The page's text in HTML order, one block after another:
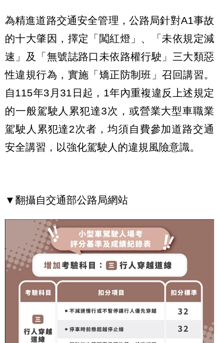
為精進道路交通安全管理，公路局針對A1事故
的十大肇因，擇定「闖紅燈」、「未依規定減
速」及「無號誌路口未依路權行駛」三大類惡
性違規行為，實施「矯正防制班」召回講習。
自115年3月31日起，1年內重複違反上述規定
的一般駕駛人累犯達3次，或營業大型車職業
駕駛人累犯達2次者，均須自費參加道路交通
安全講習，以強化駕駛人的違規風險意識。
▼翻攝自交通部公路局網站